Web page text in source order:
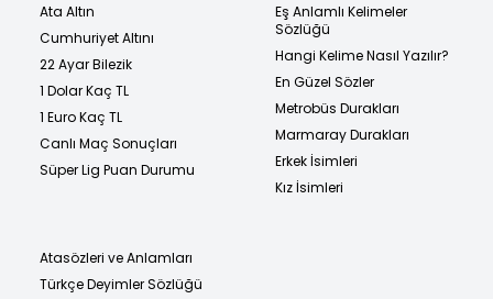
Ata Altın
Cumhuriyet Altını
22 Ayar Bilezik
1 Dolar Kaç TL
1 Euro Kaç TL
Canlı Maç Sonuçları
Süper Lig Puan Durumu
Eş Anlamlı Kelimeler
Sözlüğü
Hangi Kelime Nasıl Yazılır?
En Güzel Sözler
Metrobüs Durakları
Marmaray Durakları
Erkek İsimleri
Kız İsimleri
Atasözleri ve Anlamları
Türkçe Deyimler Sözlüğü